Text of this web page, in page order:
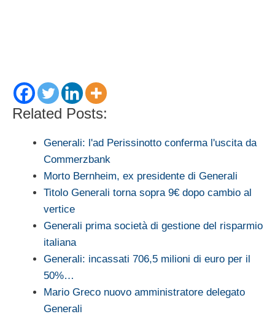
Related Posts:
Generali: l'ad Perissinotto conferma l'uscita da
Commerzbank
Morto Bernheim, ex presidente di Generali
Titolo Generali torna sopra 9€ dopo cambio al
vertice
Generali prima società di gestione del risparmio
italiana
Generali: incassati 706,5 milioni di euro per il
50%…
Mario Greco nuovo amministratore delegato
Generali